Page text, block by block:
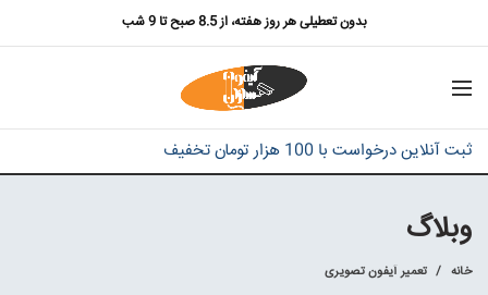
بدون تعطیلی هر روز هفته، از 8.5 صبح تا 9 شب
ثبت آنلاین درخواست با 100 هزار تومان تخفیف
وبلاگ
خانه تعمیر آیفون تصویری